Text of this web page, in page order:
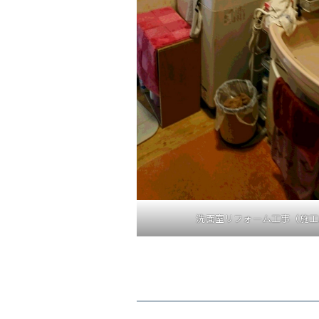
洗面室リフォーム工事（施